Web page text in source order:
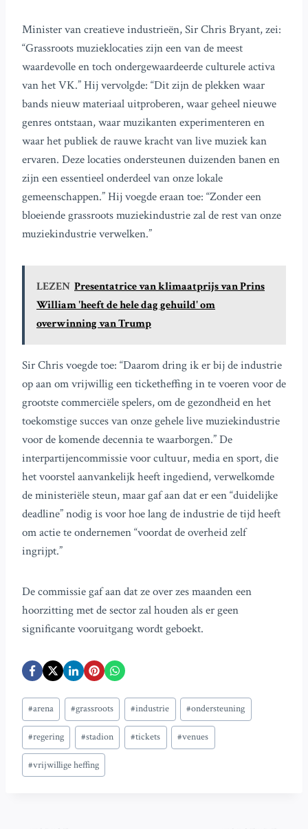
Minister van creatieve industrieën, Sir Chris Bryant, zei:
“Grassroots muzieklocaties zijn een van de meest
waardevolle en toch ondergewaardeerde culturele activa
van het VK.” Hij vervolgde: “Dit zijn de plekken waar
bands nieuw materiaal uitproberen, waar geheel nieuwe
genres ontstaan, waar muzikanten experimenteren en
waar het publiek de rauwe kracht van live muziek kan
ervaren. Deze locaties ondersteunen duizenden banen en
zijn een essentieel onderdeel van onze lokale
gemeenschappen.” Hij voegde eraan toe: “Zonder een
bloeiende grassroots muziekindustrie zal de rest van onze
muziekindustrie verwelken.”
LEZEN Presentatrice van klimaatprijs van Prins
William 'heeft de hele dag gehuild' om
overwinning van Trump
Sir Chris voegde toe: “Daarom dring ik er bij de industrie
op aan om vrijwillig een ticketheffing in te voeren voor de
grootste commerciële spelers, om de gezondheid en het
toekomstige succes van onze gehele live muziekindustrie
voor de komende decennia te waarborgen.” De
interpartijencommissie voor cultuur, media en sport, die
het voorstel aanvankelijk heeft ingediend, verwelkomde
de ministeriële steun, maar gaf aan dat er een “duidelijke
deadline” nodig is voor hoe lang de industrie de tijd heeft
om actie te ondernemen “voordat de overheid zelf
ingrijpt.”
De commissie gaf aan dat ze over zes maanden een
hoorzitting met de sector zal houden als er geen
significante vooruitgang wordt geboekt.
Bericht
tags:
#arena #grassroots #industrie #ondersteuning
#regering #stadion #tickets #venues
#vrijwillige heffing